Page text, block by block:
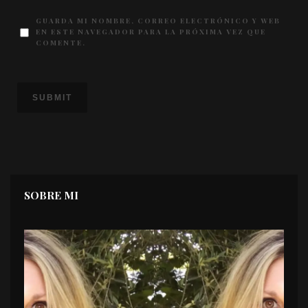
GUARDA MI NOMBRE, CORREO ELECTRÓNICO Y WEB
EN ESTE NAVEGADOR PARA LA PRÓXIMA VEZ QUE
COMENTE.
SOBRE MI